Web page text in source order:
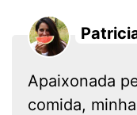
Apaixonada
comida,